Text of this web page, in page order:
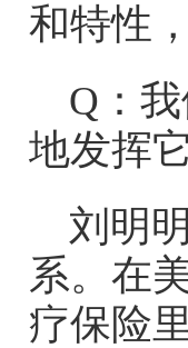
和特性
Q：
地发挥
刘明
系。在
疗保险